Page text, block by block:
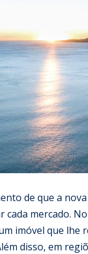
de que a
mercado.
imóvel que
disso, em